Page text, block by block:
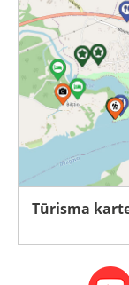
Tūrisma